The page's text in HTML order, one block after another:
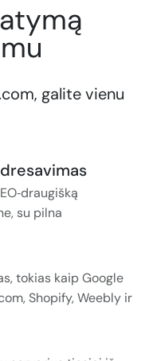
galite vienu
su pilna
tokias kaip Google
Shopify, Weebly ir